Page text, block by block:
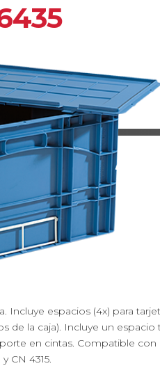
Incluye espacios (4x) para
de la caja). Incluye un
en cintas. Compatible con
CN 4315.